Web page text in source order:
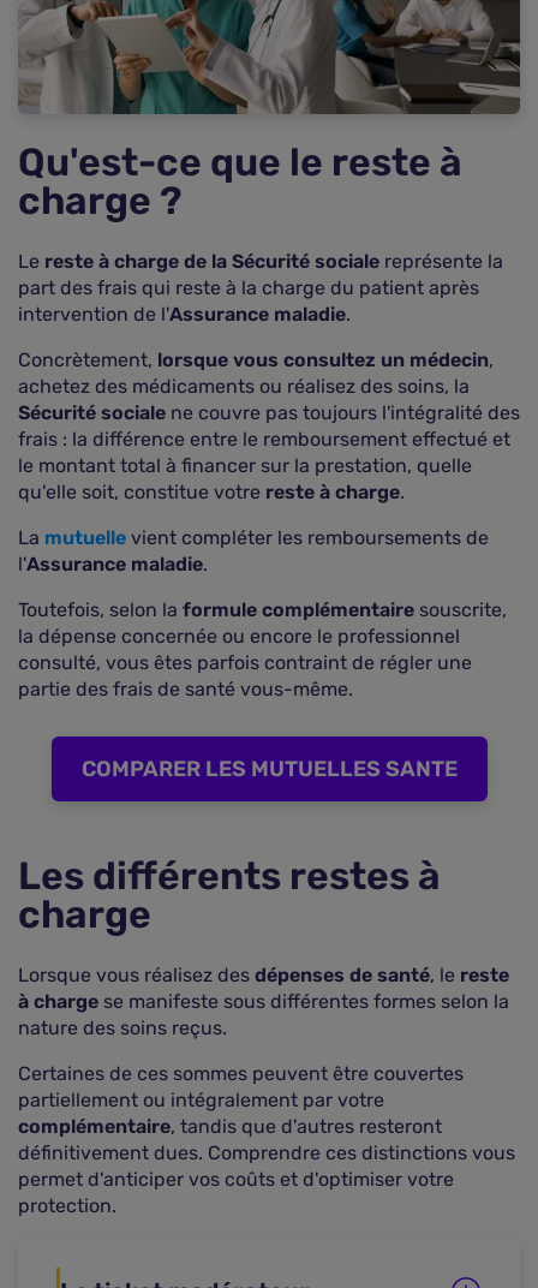
Qu'est-ce que le reste à
charge ?
Le reste à charge de la Sécurité sociale représente la
part des frais qui reste à la charge du patient après
intervention de l'Assurance maladie.
Concrètement, lorsque vous consultez un médecin,
achetez des médicaments ou réalisez des soins, la
Sécurité sociale ne couvre pas toujours l'intégralité des
frais : la différence entre le remboursement effectué et
le montant total à financer sur la prestation, quelle
qu'elle soit, constitue votre reste à charge.
La mutuelle vient compléter les remboursements de
l'Assurance maladie.
Toutefois, selon la formule complémentaire souscrite,
la dépense concernée ou encore le professionnel
consulté, vous êtes parfois contraint de régler une
partie des frais de santé vous-même.
COMPARER LES MUTUELLES SANTE
Les différents restes à
charge
Lorsque vous réalisez des dépenses de santé, le reste
à charge se manifeste sous différentes formes selon la
nature des soins reçus.
Certaines de ces sommes peuvent être couvertes
partiellement ou intégralement par votre
complémentaire, tandis que d'autres resteront
définitivement dues. Comprendre ces distinctions vous
permet d'anticiper vos coûts et d'optimiser votre
protection.